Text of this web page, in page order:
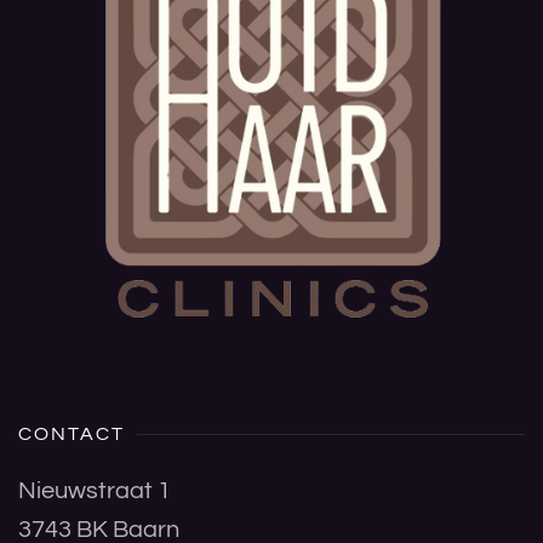
CONTACT
Nieuwstraat 1
3743 BK Baarn